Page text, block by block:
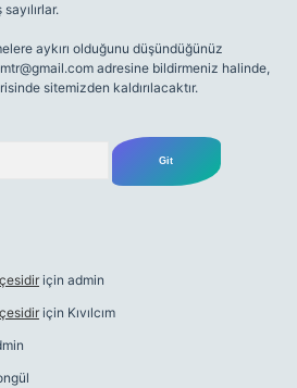
aykırı olduğunu düşündüğünüz
adresine bildirmeniz halinde,
sitemizden kaldırılacaktır.
için admin
için Kıvılcım